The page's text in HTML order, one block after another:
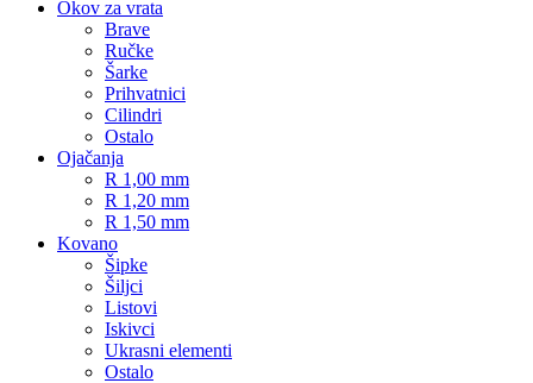
Okov za vrata
Brave
Ručke
Šarke
Prihvatnici
Cilindri
Ostalo
Ojačanja
R 1,00 mm
R 1,20 mm
R 1,50 mm
Kovano
Šipke
Šiljci
Listovi
Iskivci
Ukrasni elementi
Ostalo